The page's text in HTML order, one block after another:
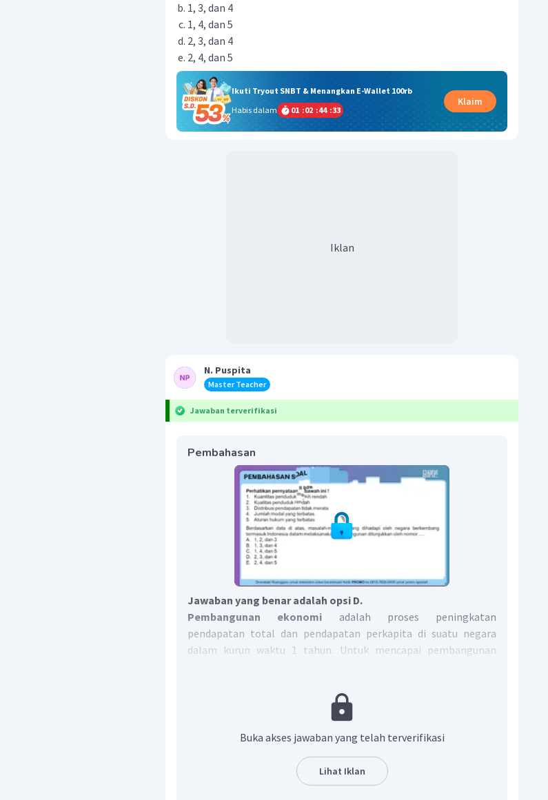
1, 3, dan 4
1, 4, dan 5
2, 3, dan 4
2, 4, dan 5
Ikuti Tryout SNBT & Menangkan E-Wallet 100rb
Habis dalam
01 :02 :44 :32
Klaim
Iklan
N. Puspita
Master Teacher
Jawaban terverifikasi
Pembahasan
Jawaban yang benar adalah opsi D.
Pembangunan ekonomi adalah proses peningkatan
pendapatan total dan pendapatan perkapita di suatu negara
dalam kurun waktu 1 tahun. Untuk mencapai pembangunan
Semakin banyak pengangguran mengakibatkan
berkurangnya pendapatan nasional. Pendapatan nasional
yang terus menurun dapat menghambat pembangunan
Buka akses jawaban yang telah terverifikasi
Lihat Iklan